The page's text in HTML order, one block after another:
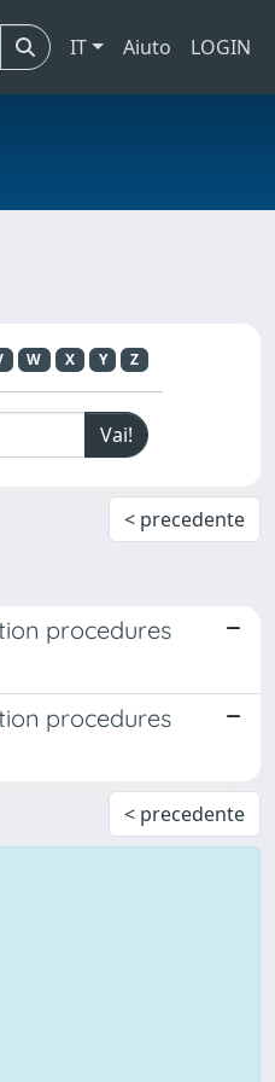
IT Aiuto LOGIN
W X Y Z
< precedente
procedures
procedures
< precedente